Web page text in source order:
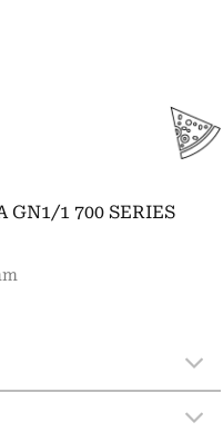
GN1/1 700 SERIES